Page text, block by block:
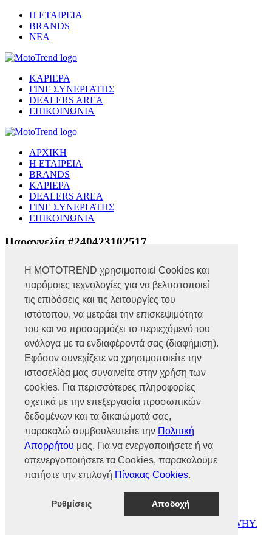
Η MOTOTREND χρησιμοποιεί Cookies και
παρόμοιες τεχνολογίες για να βελτιστοποιεί
τις επιδόσεις και τις λειτουργίες του
ιστότοπου, να μετράει την επισκεψιμότητα
του και να προσαρμόζει το περιεχόμενό του
ανάλογα με τα ενδιαφέροντά σας (διαφήμιση).
Εφόσον συνεχίζετε να χρησιμοποιείτε την
ιστοσελίδα μας συναινείτε στην χρήση των
cookies. Για περισσότερες πληροφορίες
σχετικά με την επεξεργασία προσωπικών
δεδομένων και τα δικαιώματά σας,
παρακαλώ συμβουλευτείτε την Πολιτική
Απορρήτου μας. Για να ενεργοποιήσετε ή να
απενεργοποιήσετε τα Cookies, παρακαλούμε
πατήστε την επιλογή Πίνακας Cookies.
Ρυθμίσεις Αποδοχή
Η ΕΤΑΙΡΕΙΑ
BRANDS
ΝΕΑ
ΚΑΡΙΕΡΑ
ΓΙΝΕ ΣΥΝΕΡΓΑΤΗΣ
DEALERS AREA
ΕΠΙΚΟΙΝΩΝΙΑ
ΑΡΧΙΚΗ
Η ΕΤΑΙΡΕΙΑ
BRANDS
ΚΑΡΙΕΡΑ
DEALERS AREA
ΓΙΝΕ ΣΥΝΕΡΓΑΤΗΣ
ΕΠΙΚΟΙΝΩΝΙΑ
Παραγγελία #240423102517
Βρυούλων 56, Ν. Φιλαδέλφεια,
14341, Αθήνα
Αρ. Γ.Ε.ΜΗ 002466101000
2102585991
Φαξ.:2102585993
Ε-mail:info@mototrend.gr
Μάθετε Περισσότερα
Η Εταιρεία
Brands
Νέα
Οικονομικά στοιχεία
Υποστήριξη
Επικοινωνία
Γίνε συνεργάτης
Dealers Area
Πολιτική cookies
WHY.